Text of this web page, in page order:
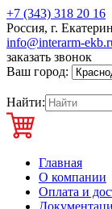
+7 (343) 318 20 16
Россия, г.
info@interarm-
заказать звонок
Ваш город:
Найти:
Главная
О компании
Оплата и